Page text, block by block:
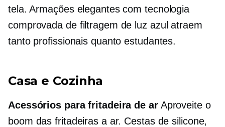
tela. Armações elegantes com tecnologia
comprovada de filtragem de luz azul atraem
tanto profissionais quanto estudantes.
Casa e Cozinha
Acessórios para fritadeira de arAproveite o
boom das fritadeiras a ar. Cestas de silicone,